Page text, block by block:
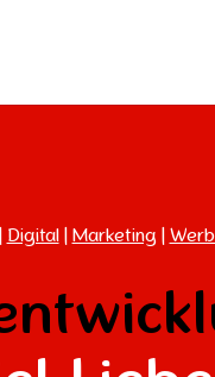
Digital Marketing